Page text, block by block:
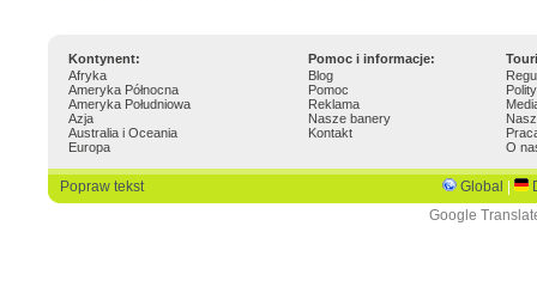
Kontynent: Pomoc i informacje:
Afryka
Ameryka Północna
Ameryka Południowa
Azja
Australia i Oceania
Europa
Blog
Pomoc
Reklama
Nasze banery
Kontakt
O
Popraw tekst Global
Google